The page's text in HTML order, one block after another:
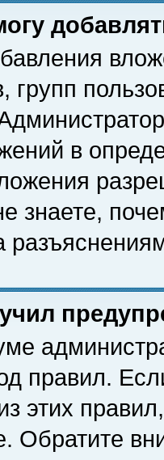
в
знаете,
правил.
этих
Обратите